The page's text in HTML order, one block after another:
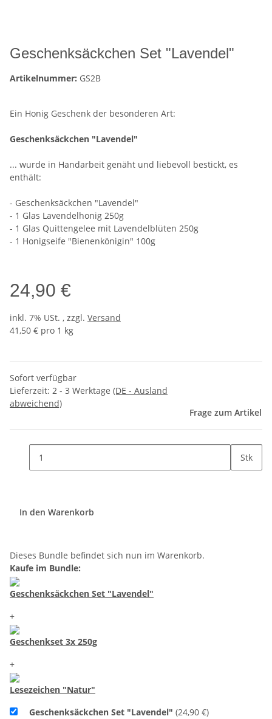
Geschenksäckchen Set "Lavendel"
Artikelnummer: GS2B
Ein Honig Geschenk der besonderen Art:
Geschenksäckchen "Lavendel"
... wurde in Handarbeit genäht und liebevoll bestickt, es
enthält:
- Geschenksäckchen "Lavendel"
- 1 Glas Lavendelhonig 250g
- 1 Glas Quittengelee mit Lavendelblüten 250g
- 1 Honigseife "Bienenkönigin" 100g
24,90 €
inkl. 7% USt. , zzgl. Versand
41,50 € pro 1 kg
Sofort verfügbar
Lieferzeit: 2 - 3 Werktage (DE - Ausland
abweichend)
Frage zum Artikel
Stk
In den Warenkorb
Dieses Bundle befindet sich nun im Warenkorb.
Kaufe im Bundle:
Geschenksäckchen Set "Lavendel"
+
Geschenkset 3x 250g
+
Lesezeichen "Natur"
Geschenksäckchen Set "Lavendel" (24,90 €)